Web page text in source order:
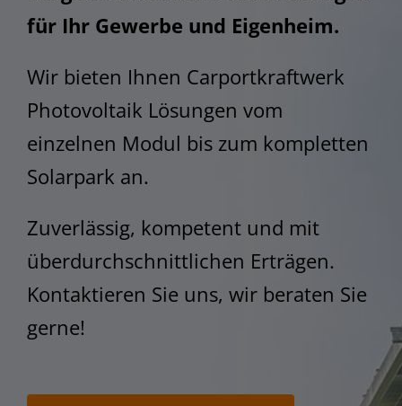
für Ihr Gewerbe und Eigenheim.
Wir bieten Ihnen Carportkraftwerk
Photovoltaik Lösungen vom
einzelnen Modul bis zum kompletten
Solarpark an.
Zuverlässig, kompetent und mit
überdurchschnittlichen Erträgen.
Kontaktieren Sie uns, wir beraten Sie
gerne!